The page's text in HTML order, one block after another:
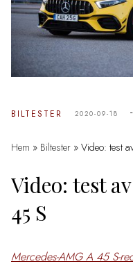
BILTESTER 2020-09-18 -
Hem » Biltester » Video: test
Video: test
45 S
Mercedes-AMG A 45 S-